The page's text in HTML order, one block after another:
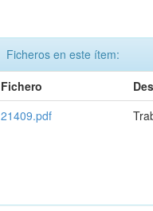
Ficheros en este ítem:
Fichero
21409.pdf